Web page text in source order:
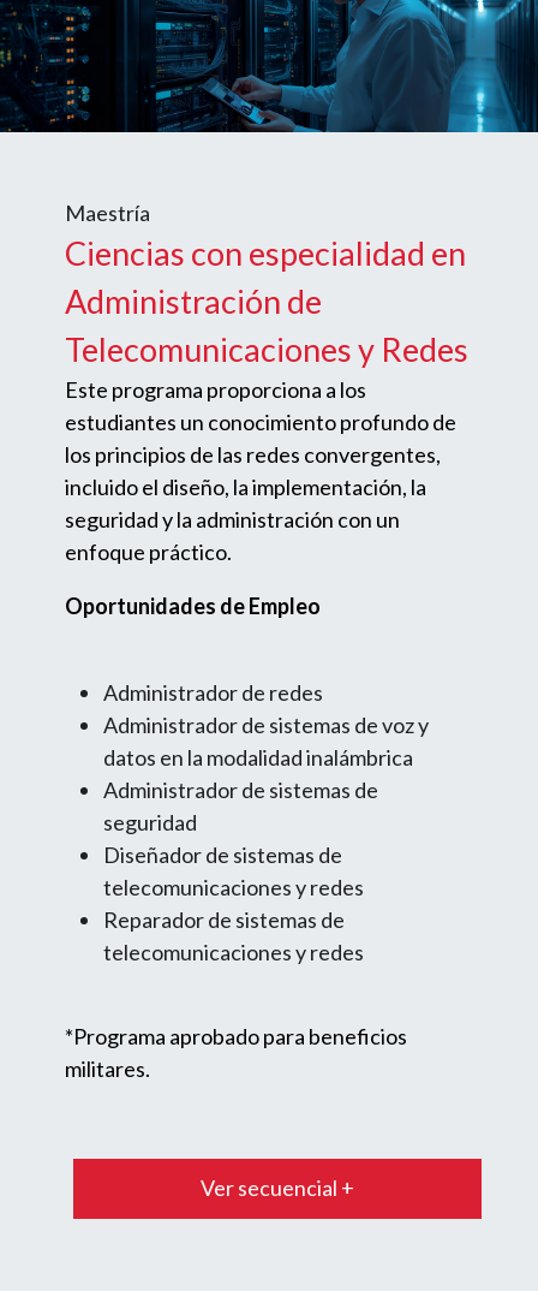
Maestría
Ciencias con especialidad en
Administración de
Telecomunicaciones y Redes
Este programa proporciona a los
estudiantes un conocimiento profundo de
los principios de las redes convergentes,
incluido el diseño, la implementación, la
seguridad y la administración con un
enfoque práctico.
Oportunidades de Empleo
Administrador de redes
Administrador de sistemas de voz y
datos en la modalidad inalámbrica
Administrador de sistemas de
seguridad
Diseñador de sistemas de
telecomunicaciones y redes
Reparador de sistemas de
telecomunicaciones y redes
*Programa aprobado para beneficios
militares.
Ver secuencial +